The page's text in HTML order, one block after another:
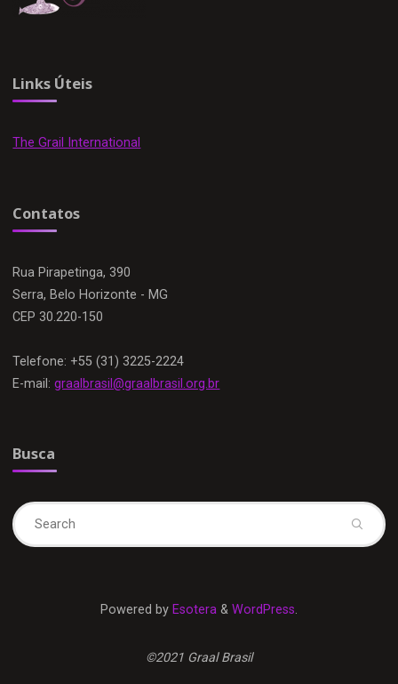
Links Úteis
The Grail International
Contatos
Rua Pirapetinga, 390
Serra, Belo Horizonte - MG
CEP 30.220-150
Telefone: +55 (31) 3225-2224
E-mail:graalbrasil@graalbrasil.org.br
Busca
Powered by Esotera & WordPress.
©2021 Graal Brasil